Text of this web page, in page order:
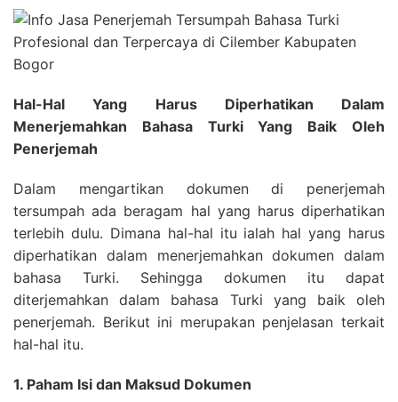
Hal-Hal Yang Harus Diperhatikan Dalam
Menerjemahkan Bahasa Turki Yang Baik Oleh
Penerjemah
Dalam mengartikan dokumen di penerjemah
tersumpah ada beragam hal yang harus diperhatikan
terlebih dulu. Dimana hal-hal itu ialah hal yang harus
diperhatikan dalam menerjemahkan dokumen dalam
bahasa Turki. Sehingga dokumen itu dapat
diterjemahkan dalam bahasa Turki yang baik oleh
penerjemah. Berikut ini merupakan penjelasan terkait
hal-hal itu.
1. Paham Isi dan Maksud Dokumen